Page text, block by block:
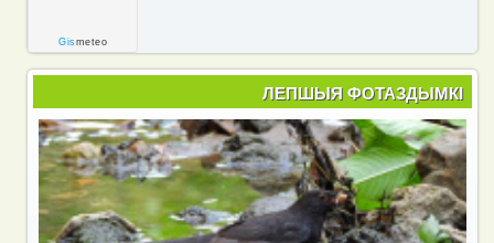
Gismeteo
ЛЕПШЫЯ ФОТАЗДЫМКІ